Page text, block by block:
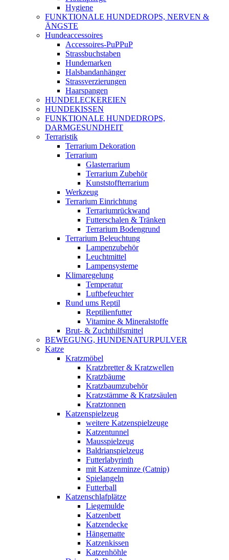
Hygiene
FUNKTIONALE HUNDEDROPS, NERVEN &
ÄNGSTE
Hundeaccessoires
Accessoires-PuPPuP
Strassbuchstaben
Hundemarken
Halsbandanhänger
Strassverzierungen
Haarspangen
HUNDELECKEREIEN
HUNDEKISSEN
FUNKTIONALE HUNDEDROPS,
DARMGESUNDHEIT
Terraristik
Terrarium Dekoration
Terrarium
Glasterrarium
Terrarium Zubehör
Kunststoffterrarium
Werkzeug
Terrarium Einrichtung
Terrariumrückwand
Futterschalen & Tränken
Terrarium Bodengrund
Terrarium Beleuchtung
Lampenzubehör
Leuchtmittel
Lampensysteme
Klimaregelung
Temperatur
Luftbefeuchter
Rund ums Reptil
Reptilienfutter
Vitamine & Mineralstoffe
Brut- & Zuchthilfsmittel
BEWEGUNG, HUNDENATURPULVER
Katze
Kratzmöbel
Kratzbretter & Kratzwellen
Kratzbäume
Kratzbaumzubehör
Kratzstämme & Kratzsäulen
Kratztonnen
Katzenspielzeug
weitere Katzenspielzeuge
Katzentunnel
Mausspielzeug
Baldrianspielzeug
Futterlabyrinth
mit Katzenminze (Catnip)
Spielangeln
Futterball
Katzenschlafplätze
Liegemulde
Katzenbett
Katzendecke
Hängematte
Katzenkissen
Katzenhöhle